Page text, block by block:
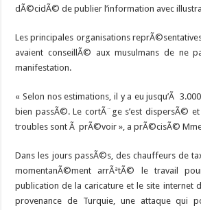
dÃ©cidÃ© de publier l’information avec
Les principales organisations
avaient conseillÃ© aux musulmans de ne
manifestation.
« Selon nos estimations, il y a eu jusqu’Ã
bien passÃ©. Le cortÃ¨ge s’est dispersÃ©
troubles sont Ã prÃ©voir », a prÃ©cisÃ©
Dans les jours passÃ©s, des chauffeurs de
momentanÃ©ment arrÃªtÃ© le travail
publication de la caricature et le site internet
provenance de Turquie, une attaque qui